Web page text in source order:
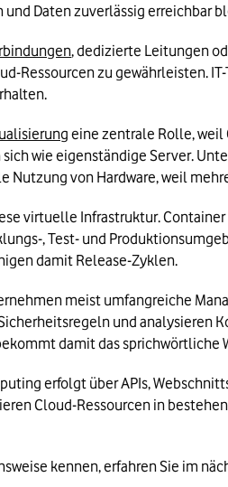
Daten zuverlässig erreichbar
, dedizierte Leitungen
Ressourcen zu gewährleisten.
eine zentrale Rolle,
wie eigenständige Server.
Nutzung von Hardware, weil
virtuelle Infrastruktur.
, Test- und
damit Release-Zyklen.
meist umfangreiche
und analysieren
damit das
erfolgt über APIs,
Cloud-Ressourcen in
kennen, erfahren Sie im